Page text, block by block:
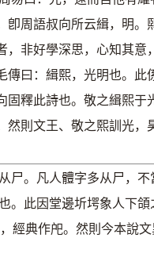
周語叔向所云緝，明。
，非好學深思，心知其意
曰：緝熙，光明也。此
釋此詩也。敬之緝熙于
則文王、敬之熙訓光，
尸。凡人體字多从尸，
此因堂邊圻堮象人下頜
，經典作戺。然則今本說